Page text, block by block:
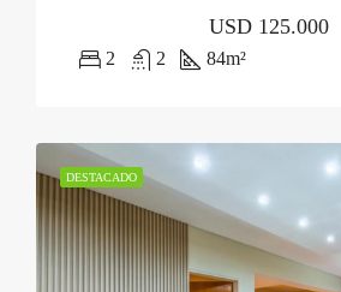
USD 125.000
2 2 84m²
DESTACADO